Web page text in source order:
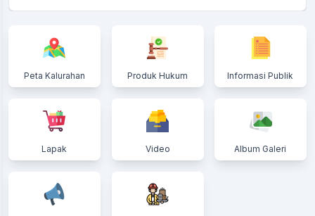
Peta Kalurahan Produk Hukum Informasi Publik
Lapak Video Album Galeri